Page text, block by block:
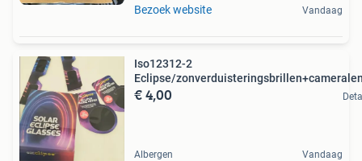
Bezoek website Vandaag
Iso12312-2
Eclipse/
€ 4,00
Albergen Vandaag